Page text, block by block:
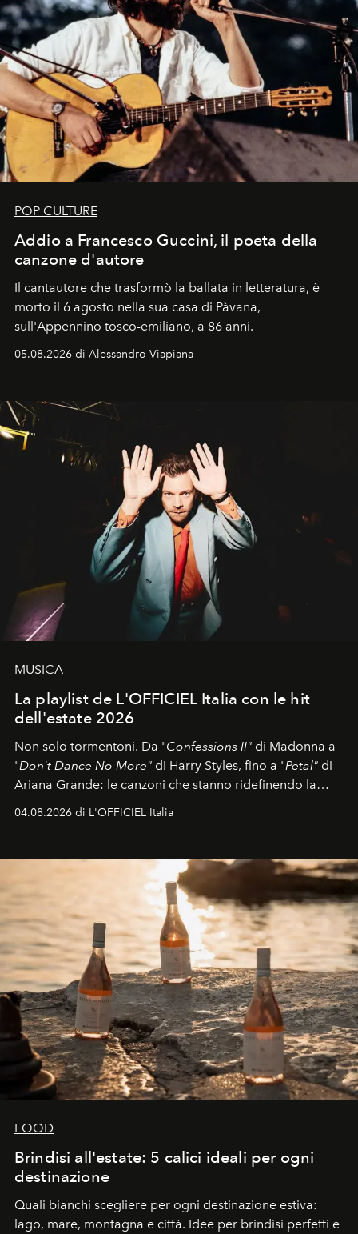
POP CULTURE
Addio a Francesco Guccini, il poeta della
canzone d'autore
Il cantautore che trasformò la ballata in letteratura, è
morto il 6 agosto nella sua casa di Pàvana,
sull'Appennino tosco-emiliano, a 86 anni.
05.08.2026 di Alessandro Viapiana
MUSICA
La playlist de L'OFFICIEL Italia con le hit
dell'estate 2026
Non solo tormentoni. Da "Confessions II" di Madonna a
"Don't Dance No More" di Harry Styles, fino a "Petal" di
Ariana Grande: le canzoni che stanno ridefinendo la
colonna sonora della stagione.
04.08.2026 di L'OFFICIEL Italia
FOOD
Brindisi all'estate: 5 calici ideali per ogni
destinazione
Quali bianchi scegliere per ogni destinazione estiva:
lago, mare, montagna e città. Idee per brindisi perfetti e